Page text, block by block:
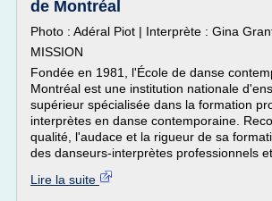
de Montréal
Photo : Adéral Piot | Interprète : Gina
MISSION
Fondée en 1981, l'École de danse
Montréal est une institution nationale
supérieur spécialisée dans la formation
interprètes en danse contemporaine.
qualité, l'audace et la rigueur de sa
des danseurs-interprètes professionnels et
Lire la suite